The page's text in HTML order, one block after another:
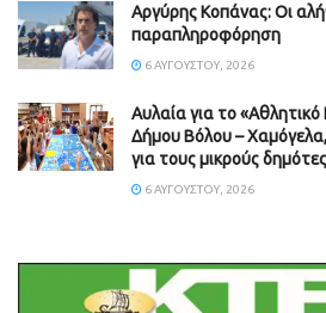
Aργύρης Κοπάνας: Οι
παραπληροφόρηση
6 ΑΥΓΟΎΣΤΟΥ, 2026
Αυλαία για το
Δήμου Βόλου –
για τους μικρούς
6 ΑΥΓΟΎΣΤΟΥ, 2026